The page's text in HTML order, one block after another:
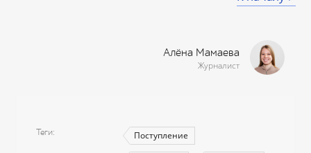
Алёна Мамаева
Журналист
Теги Поступление